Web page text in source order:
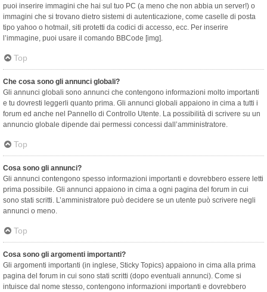
puoi inserire immagini che hai sul tuo PC (a meno che non abbia un server!) o
immagini che si trovano dietro sistemi di autenticazione, come caselle di posta
tipo yahoo o hotmail, siti protetti da codici di accesso, ecc. Per inserire
l’immagine, puoi usare il comando BBCode [img].
Top
Che cosa sono gli annunci globali?
Gli annunci globali sono annunci che contengono informazioni molto importanti
e tu dovresti leggerli quanto prima. Gli annunci globali appaiono in cima a tutti i
forum ed anche nel Pannello di Controllo Utente. La possibilità di scrivere su un
annuncio globale dipende dai permessi concessi dall’amministratore.
Top
Cosa sono gli annunci?
Gli annunci contengono spesso informazioni importanti e dovrebbero essere letti
prima possibile. Gli annunci appaiono in cima a ogni pagina del forum in cui
sono stati scritti. L’amministratore può decidere se un utente può scrivere negli
annunci o meno.
Top
Cosa sono gli argomenti importanti?
Gli argomenti importanti (in inglese, Sticky Topics) appaiono in cima alla prima
pagina del forum in cui sono stati scritti (dopo eventuali annunci). Come si
intuisce dal nome stesso, contengono informazioni importanti e dovrebbero